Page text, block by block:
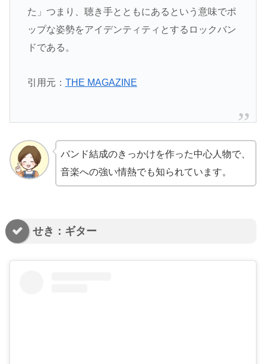
た」つまり、聴き手とともにあるという意味でポ
ップな姿勢をアイデンティティとするロックバン
ドである。
引用元： THE MAGAZINE
バンド結成のきっかけを作った中心人物で、
音楽への強い情熱でも知られています。
せき：ギター